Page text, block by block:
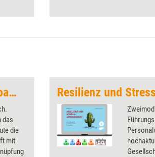
Hybride Formate in Training und Coaching
das
die
mit